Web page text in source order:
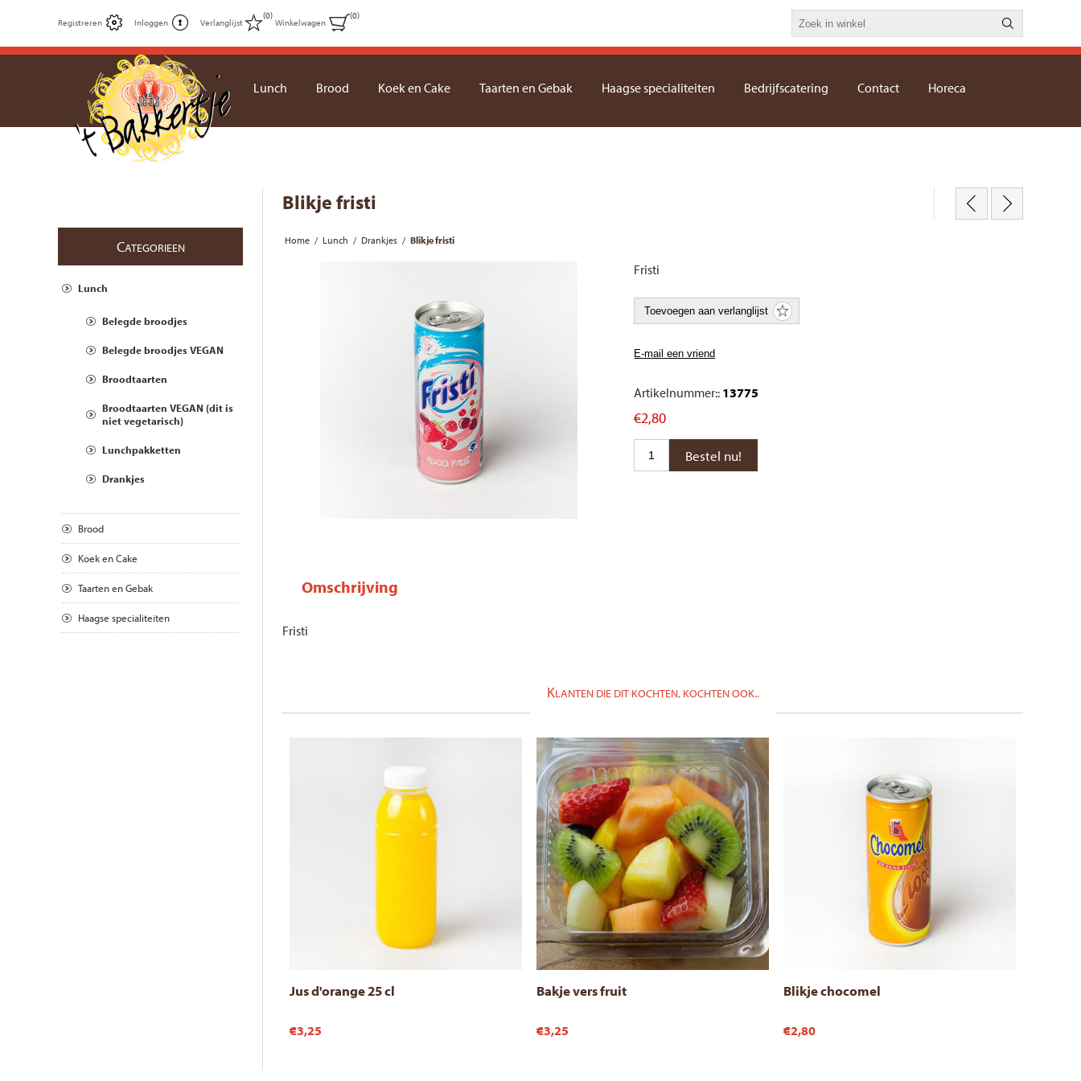
Registreren Inloggen Verlanglijst
(0)
Winkelwagen
(0)
Lunch Brood Koek en Cake Taarten en Gebak Haagse specialiteiten Bedrijfscatering Contact Horeca
Blikje fristi
Home / Lunch / Drankjes / Blikje fristi
Fristi
Artikelnummer:: 13775
€2,80
Omschrijving
Fristi
KLANTEN DIE DIT KOCHTEN, KOCHTEN OOK..
Jus d'orange 25 cl
€3,25
Bakje vers fruit
€3,25
Blikje chocomel
€2,80
CATEGORIEEN
Lunch
Belegde broodjes
Belegde broodjes VEGAN
Broodtaarten
Broodtaarten VEGAN (dit is
niet vegetarisch)
Lunchpakketten
Drankjes
Brood
Koek en Cake
Taarten en Gebak
Haagse specialiteiten